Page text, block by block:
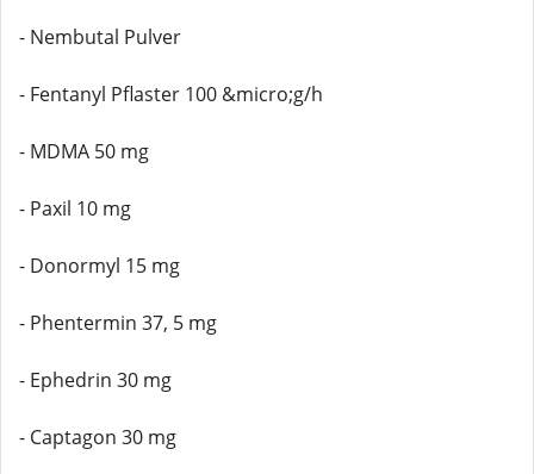
- Nembutal Pulver
- Fentanyl Pflaster 100 &micro;g/h
- MDMA 50 mg
- Paxil 10 mg
- Donormyl 15 mg
- Phentermin 37, 5 mg
- Ephedrin 30 mg
- Captagon 30 mg